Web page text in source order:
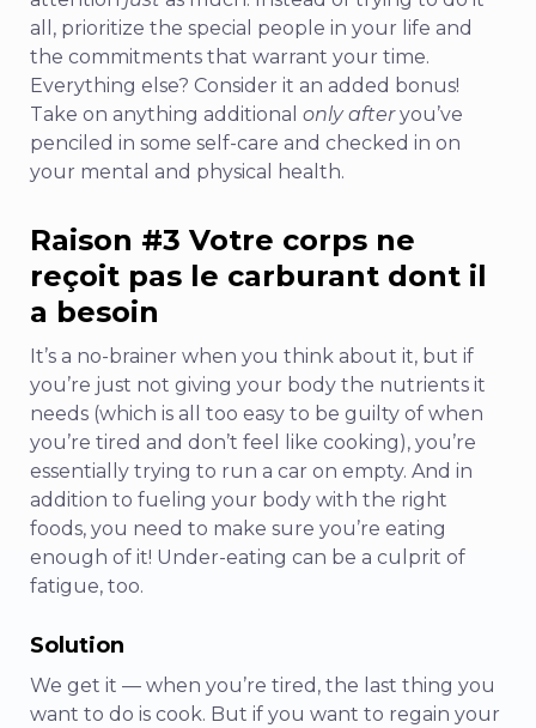
all, prioritize the special people in your life and
the commitments that warrant your time.
Everything else? Consider it an added bonus!
Take on anything additional only afteryou’ve
penciled in some self-care and checked in on
your mental and physical health.
Raison #3 Votre corps ne
reçoit pas le carburant dont il
a besoin
It’s a no-brainer when you think about it, but if
you’re just not giving your body the nutrients it
needs (which is all too easy to be guilty of when
you’re tired and don’t feel like cooking), you’re
essentially trying to run a car on empty. And in
addition to fueling your body with the right
foods, you need to make sure you’re eating
enough of it! Under-eating can be a culprit of
fatigue, too.
Solution
We get it — when you’re tired, the last thing you
want to do is cook. But if you want to regain your